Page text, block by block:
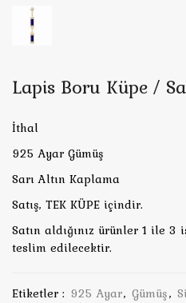
Lapis Boru Küpe /
İthal
925 Ayar Gümüş
Sarı Altın Kaplama
Satış, TEK KÜPE içindir.
Satın aldığınız ürünler 1 ile
teslim edilecektir.
Etiketler : 925 Ayar, Gümüş,